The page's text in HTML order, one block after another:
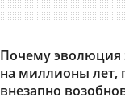
Почему эволюция
на миллионы лет,
внезапно